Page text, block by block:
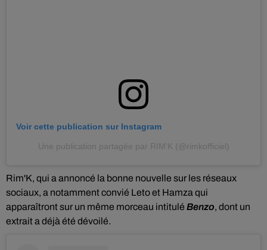
Voir cette publication sur Instagram
Une publication partagée par RIM'K (@rimkofficiel)
Rim'K, qui a annoncé la bonne nouvelle sur les réseaux
sociaux, a notamment convié Leto et Hamza qui
apparaîtront sur un même morceau intitulé Benzo, dont un
extrait a déjà été dévoilé.